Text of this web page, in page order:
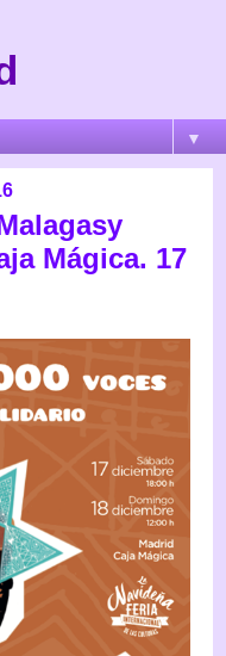
▼
Mágica. 17